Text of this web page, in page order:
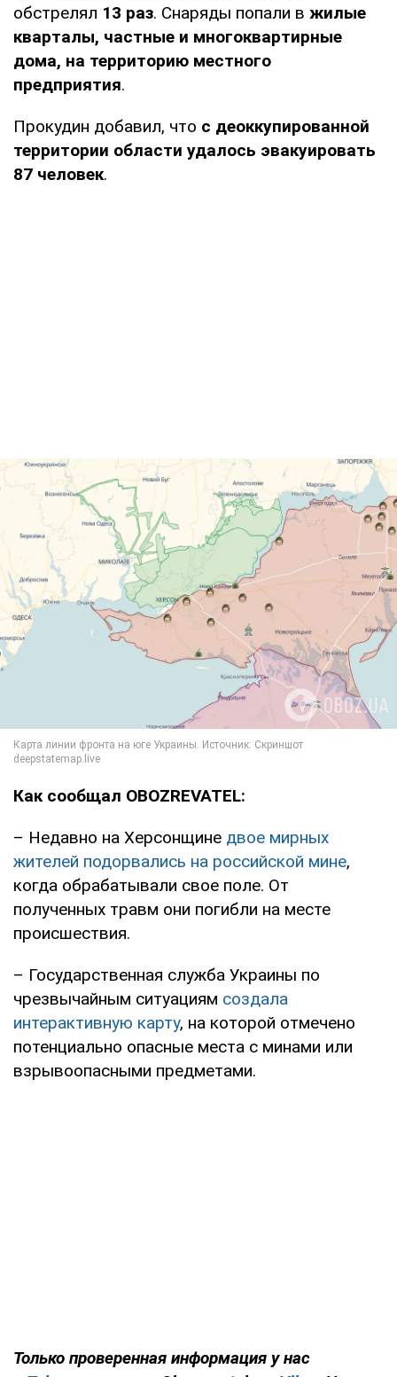
обстрелял 13 раз. Снаряды попали в жилые
кварталы, частные и многоквартирные
дома, на территорию местного
предприятия.
Прокудин добавил, что с деоккупированной
территории области удалось эвакуировать
87 человек.
Как сообщал OBOZREVATEL:
– Недавно на Херсонщине двое мирных
жителей подорвались на российской мине,
когда обрабатывали свое поле. От
полученных травм они погибли на месте
происшествия.
– Государственная служба Украины по
чрезвычайным ситуациям создала
интерактивную карту, на которой отмечено
потенциально опасные места с минами или
взрывоопасными предметами.
Только проверенная информация у нас